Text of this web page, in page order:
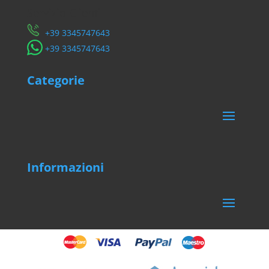
​+39 3345747643
​+39 3345747643
Categorie
Informazioni